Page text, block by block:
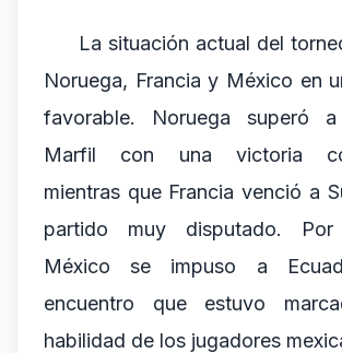
La situación actual del
Noruega, Francia y México en
favorable. Noruega superó
Marfil con una victoria
mientras que Francia venció a
partido muy disputado.
México se impuso a
encuentro que estuvo
habilidad de los jugadores